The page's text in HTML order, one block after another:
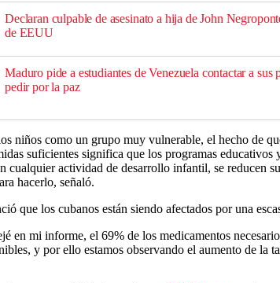
Declaran culpable de asesinato a hija de John
de EEUU
Maduro pide a estudiantes de Venezuela contactar a sus
pedir por la paz
niños como un grupo muy vulnerable, el hecho de
suficientes significa que los programas educativos
cualquier actividad de desarrollo infantil, se reducen
hacerlo, señaló.
que los cubanos están siendo afectados por una
en mi informe, el 69% de los medicamentos
y por ello estamos observando el aumento de la